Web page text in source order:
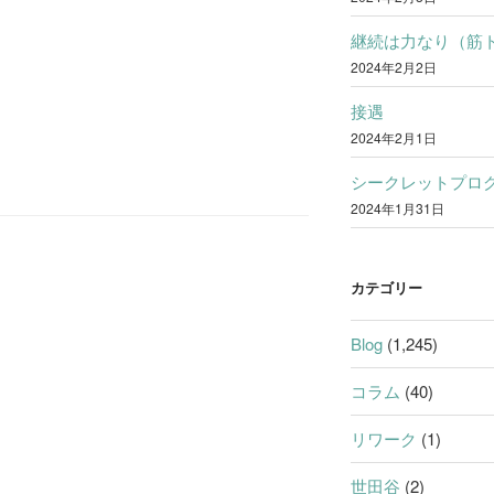
継続は力なり（筋
2024年2月2日
接遇
2024年2月1日
シークレットプロ
2024年1月31日
カテゴリー
Blog (1,245)
コラム (40)
リワーク (1)
世田谷 (2)